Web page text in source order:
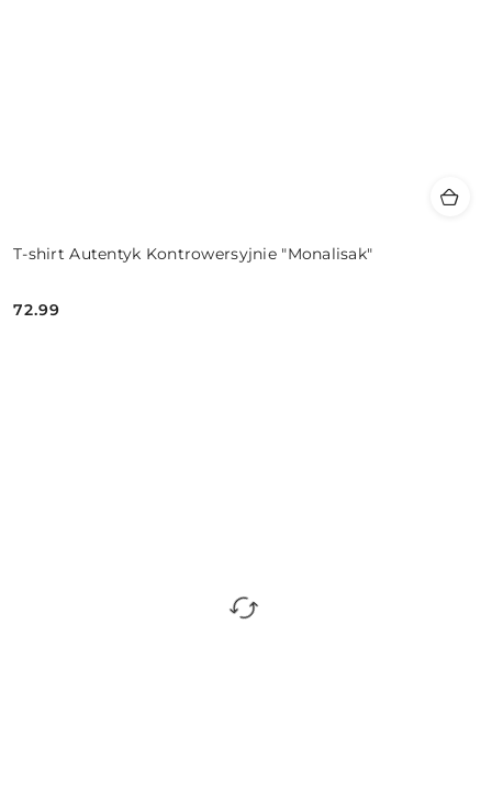
T-shirt Autentyk Kontrowersyjnie "Monalisak"
Cena:
72.99